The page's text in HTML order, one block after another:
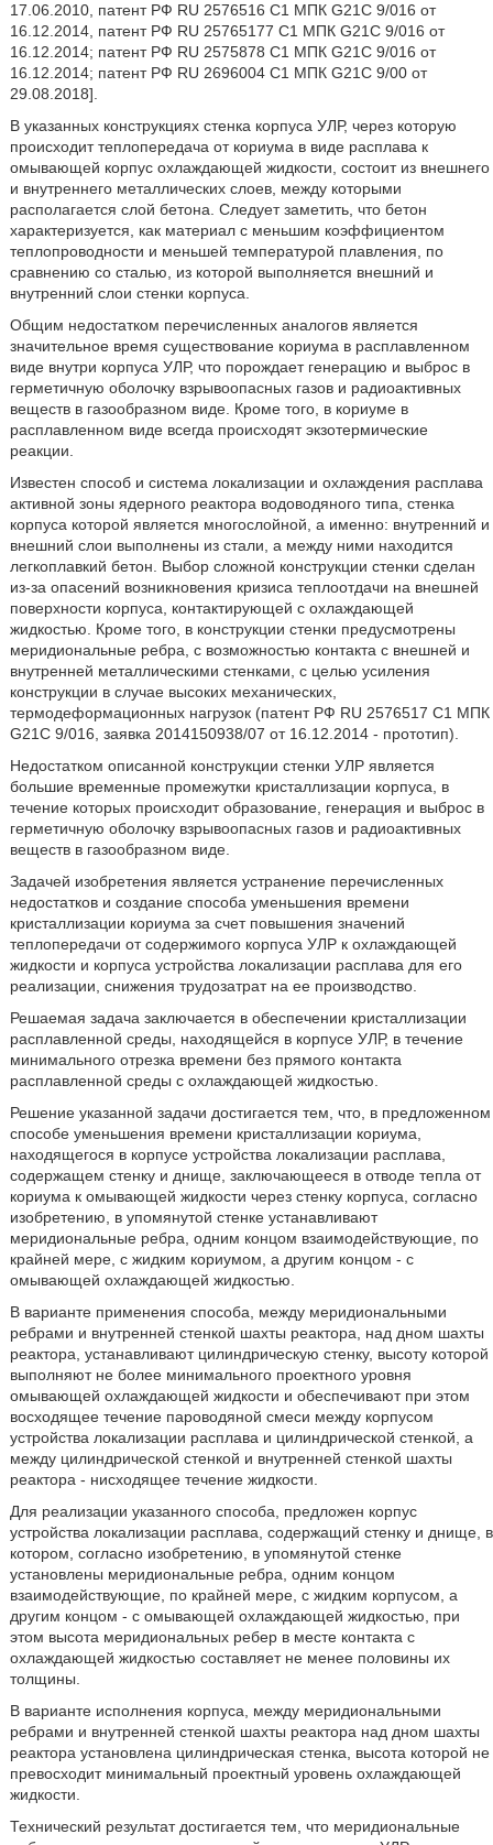
17.06.2010, патент РФ RU 2576516 C1 МПК G21C 9/016 от
16.12.2014, патент РФ RU 25765177 С1 МПК G21C 9/016 от
16.12.2014; патент РФ RU 2575878 С1 МПК G21C 9/016 от
16.12.2014; патент РФ RU 2696004 С1 МПК G21C 9/00 от
29.08.2018].
В указанных конструкциях стенка корпуса УЛР, через которую
происходит теплопередача от кориума в виде расплава к
омывающей корпус охлаждающей жидкости, состоит из внешнего
и внутреннего металлических слоев, между которыми
располагается слой бетона. Следует заметить, что бетон
характеризуется, как материал с меньшим коэффициентом
теплопроводности и меньшей температурой плавления, по
сравнению со сталью, из которой выполняется внешний и
внутренний слои стенки корпуса.
Общим недостатком перечисленных аналогов является
значительное время существование кориума в расплавленном
виде внутри корпуса УЛР, что порождает генерацию и выброс в
герметичную оболочку взрывоопасных газов и радиоактивных
веществ в газообразном виде. Кроме того, в кориуме в
расплавленном виде всегда происходят экзотермические
реакции.
Известен способ и система локализации и охлаждения расплава
активной зоны ядерного реактора водоводяного типа, стенка
корпуса которой является многослойной, а именно: внутренний и
внешний слои выполнены из стали, а между ними находится
легкоплавкий бетон. Выбор сложной конструкции стенки сделан
из-за опасений возникновения кризиса теплоотдачи на внешней
поверхности корпуса, контактирующей с охлаждающей
жидкостью. Кроме того, в конструкции стенки предусмотрены
меридиональные ребра, с возможностью контакта с внешней и
внутренней металлическими стенками, с целью усиления
конструкции в случае высоких механических,
термодеформационных нагрузок (патент РФ RU 2576517 С1 МПК
G21C 9/016, заявка 2014150938/07 от 16.12.2014 - прототип).
Недостатком описанной конструкции стенки УЛР является
большие временные промежутки кристаллизации корпуса, в
течение которых происходит образование, генерация и выброс в
герметичную оболочку взрывоопасных газов и радиоактивных
веществ в газообразном виде.
Задачей изобретения является устранение перечисленных
недостатков и создание способа уменьшения времени
кристаллизации кориума за счет повышения значений
теплопередачи от содержимого корпуса УЛР к охлаждающей
жидкости и корпуса устройства локализации расплава для его
реализации, снижения трудозатрат на ее производство.
Решаемая задача заключается в обеспечении кристаллизации
расплавленной среды, находящейся в корпусе УЛР, в течение
минимального отрезка времени без прямого контакта
расплавленной среды с охлаждающей жидкостью.
Решение указанной задачи достигается тем, что, в предложенном
способе уменьшения времени кристаллизации кориума,
находящегося в корпусе устройства локализации расплава,
содержащем стенку и днище, заключающееся в отводе тепла от
кориума к омывающей жидкости через стенку корпуса, согласно
изобретению, в упомянутой стенке устанавливают
меридиональные ребра, одним концом взаимодействующие, по
крайней мере, с жидким кориумом, а другим концом - с
омывающей охлаждающей жидкостью.
В варианте применения способа, между меридиональными
ребрами и внутренней стенкой шахты реактора, над дном шахты
реактора, устанавливают цилиндрическую стенку, высоту которой
выполняют не более минимального проектного уровня
омывающей охлаждающей жидкости и обеспечивают при этом
восходящее течение пароводяной смеси между корпусом
устройства локализации расплава и цилиндрической стенкой, а
между цилиндрической стенкой и внутренней стенкой шахты
реактора - нисходящее течение жидкости.
Для реализации указанного способа, предложен корпус
устройства локализации расплава, содержащий стенку и днище, в
котором, согласно изобретению, в упомянутой стенке
установлены меридиональные ребра, одним концом
взаимодействующие, по крайней мере, с жидким корпусом, а
другим концом - с омывающей охлаждающей жидкостью, при
этом высота меридиональных ребер в месте контакта с
охлаждающей жидкостью составляет не менее половины их
толщины.
В варианте исполнения корпуса, между меридиональными
ребрами и внутренней стенкой шахты реактора над дном шахты
реактора установлена цилиндрическая стенка, высота которой не
превосходит минимальный проектный уровень охлаждающей
жидкости.
Технический результат достигается тем, что меридиональные